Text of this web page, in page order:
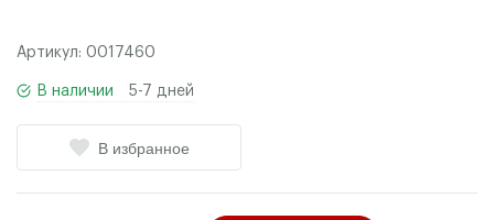
Артикул: 0017460
В наличии 5-7 дней
В избранное